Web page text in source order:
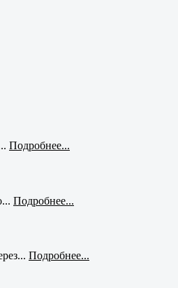
Подробнее...
Подробнее...
Подробнее...